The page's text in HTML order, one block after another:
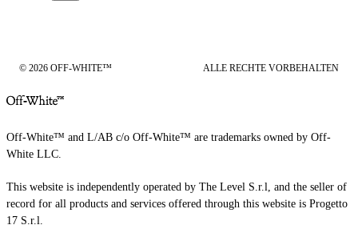
© 2026 OFF-WHITE™ ALLE RECHTE VORBEHALTEN
Off-White™ and L/AB c/o Off-White™ are trademarks owned by Off-
White LLC.
This website is independently operated by The Level S.r.l, and the seller of
record for all products and services offered through this website is Progetto
17 S.r.l.